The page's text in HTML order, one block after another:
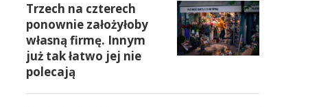
Trzech na czterech
ponownie założyłoby
własną firmę. Innym
już tak łatwo jej nie
polecają